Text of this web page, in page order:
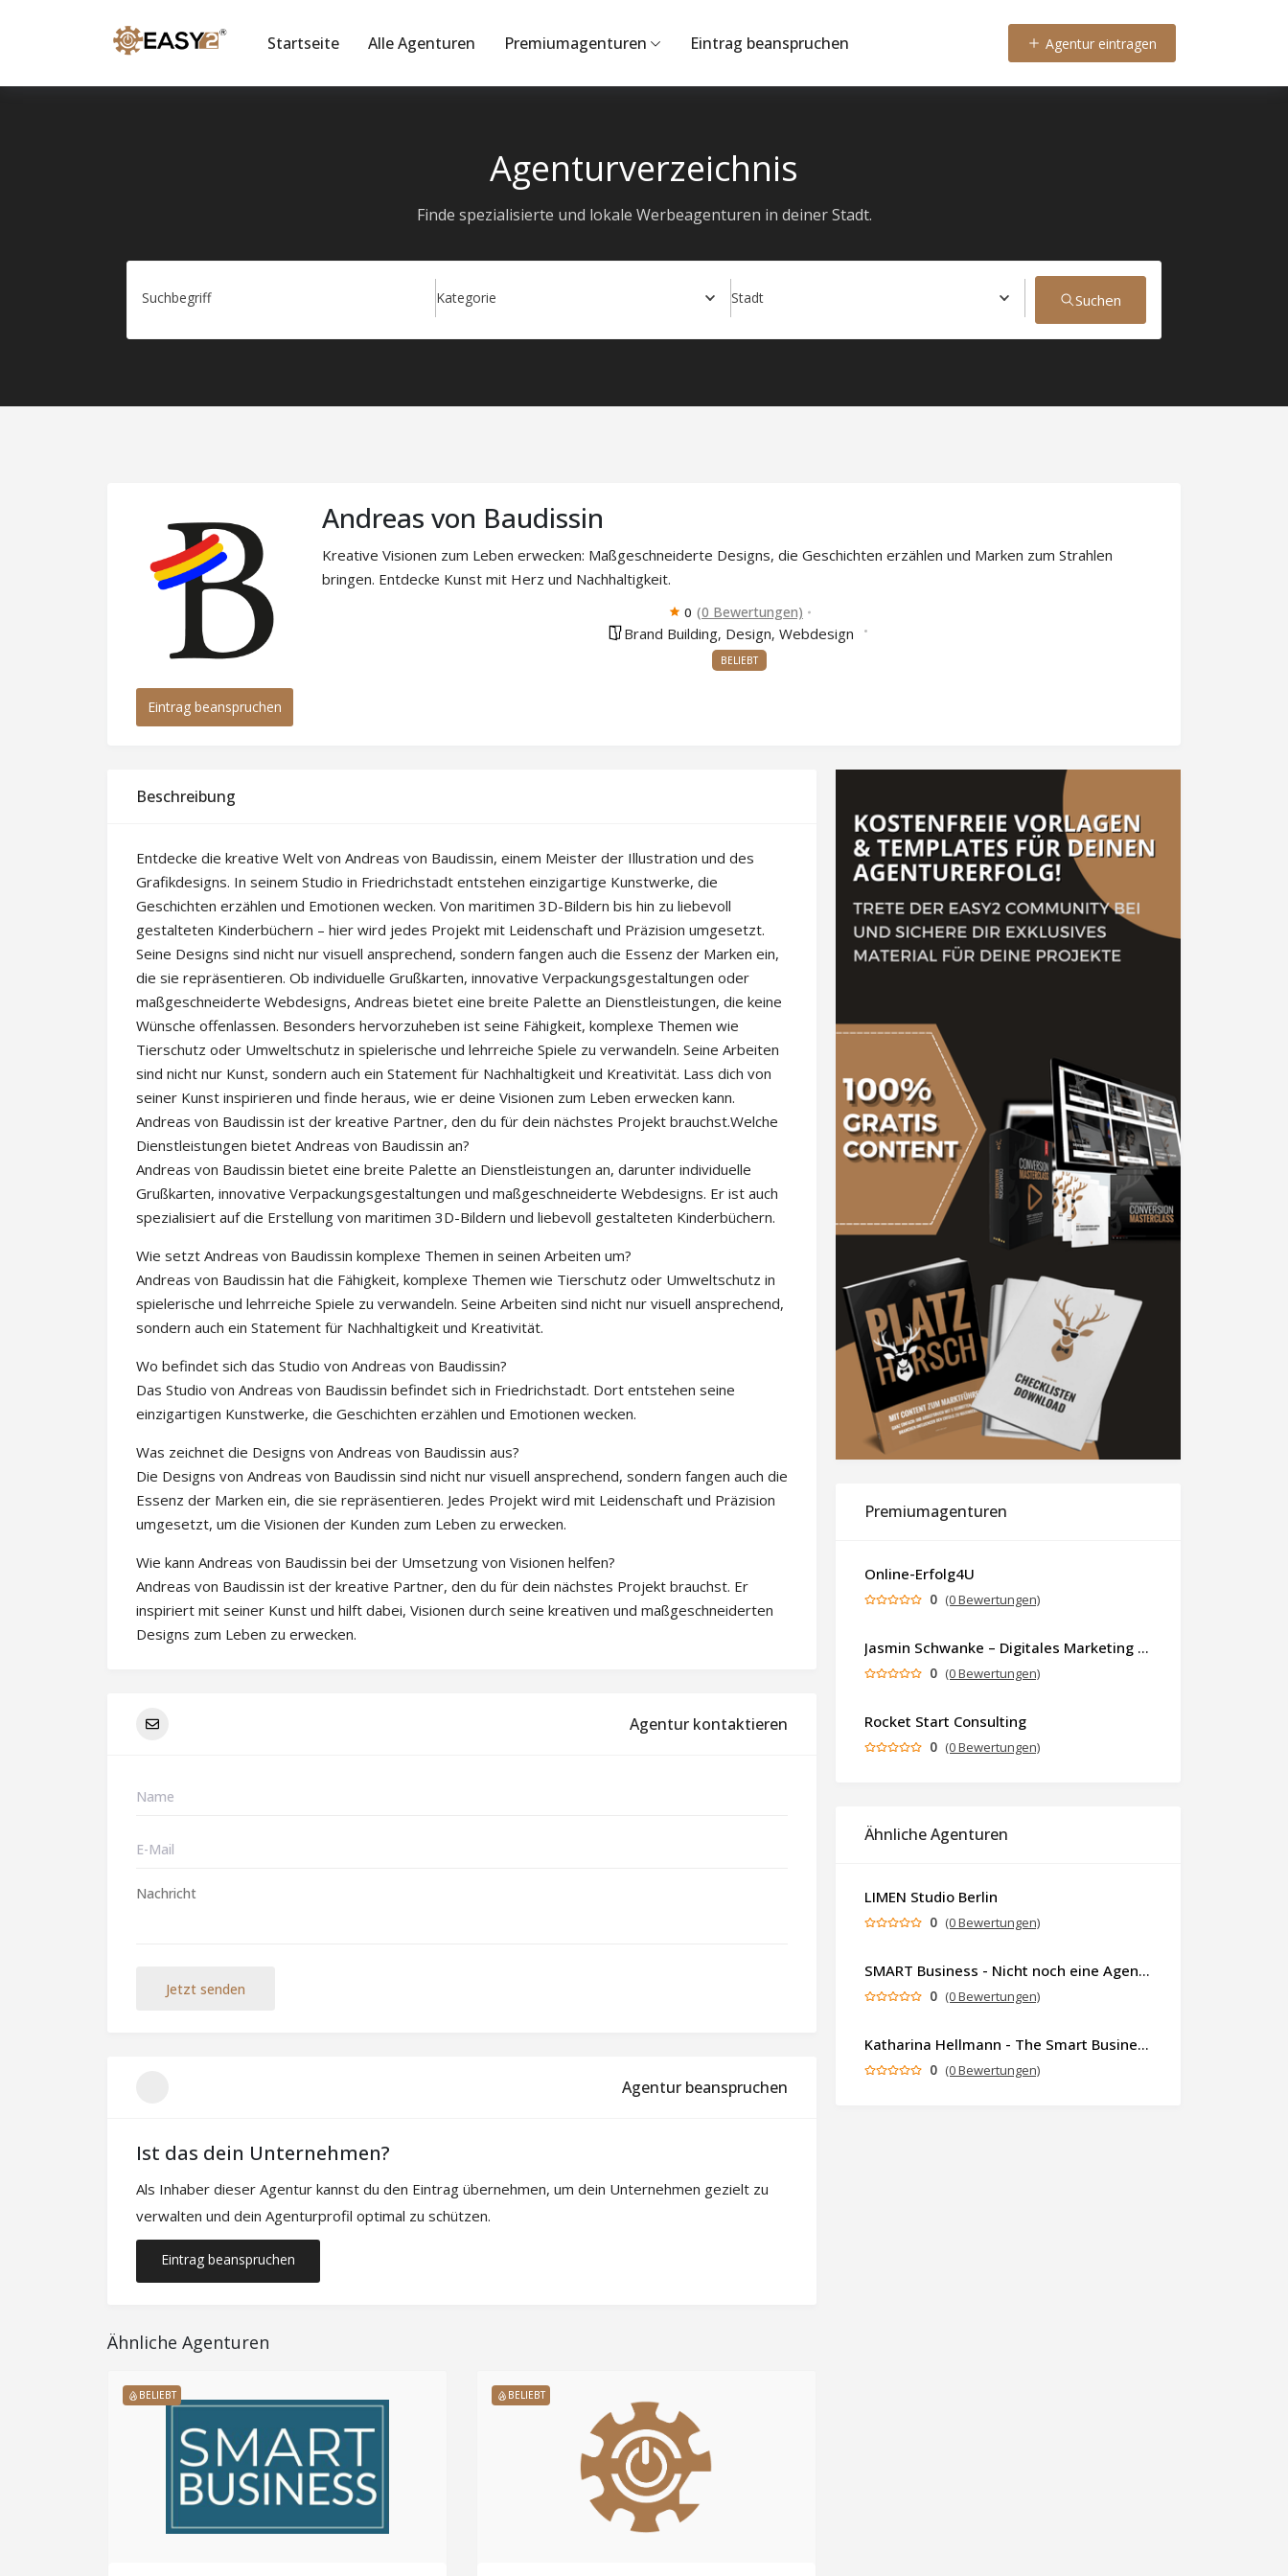
Startseite Alle Agenturen Premiumagenturen Eintrag beanspruchen Agentur eintragen
Agenturverzeichnis
Finde spezialisierte und lokale Werbeagenturen in deiner Stadt.
Suchbegriff Kategorie Stadt Suchen
Eintrag beanspruchen
Andreas von Baudissin
Kreative Visionen zum Leben erwecken: Maßgeschneiderte Designs, die Geschichten erzählen und Marken zum Strahlen
bringen. Entdecke Kunst mit Herz und Nachhaltigkeit.
0 (0 Bewertungen)
Brand Building, Design, Webdesign
BELIEBT
Beschreibung
Entdecke die kreative Welt von Andreas von Baudissin, einem Meister der Illustration und des
Grafikdesigns. In seinem Studio in Friedrichstadt entstehen einzigartige Kunstwerke, die
Geschichten erzählen und Emotionen wecken. Von maritimen 3D-Bildern bis hin zu liebevoll
gestalteten Kinderbüchern – hier wird jedes Projekt mit Leidenschaft und Präzision umgesetzt.
Seine Designs sind nicht nur visuell ansprechend, sondern fangen auch die Essenz der Marken ein,
die sie repräsentieren. Ob individuelle Grußkarten, innovative Verpackungsgestaltungen oder
maßgeschneiderte Webdesigns, Andreas bietet eine breite Palette an Dienstleistungen, die keine
Wünsche offenlassen. Besonders hervorzuheben ist seine Fähigkeit, komplexe Themen wie
Tierschutz oder Umweltschutz in spielerische und lehrreiche Spiele zu verwandeln. Seine Arbeiten
sind nicht nur Kunst, sondern auch ein Statement für Nachhaltigkeit und Kreativität. Lass dich von
seiner Kunst inspirieren und finde heraus, wie er deine Visionen zum Leben erwecken kann.
Andreas von Baudissin ist der kreative Partner, den du für dein nächstes Projekt brauchst.Welche
Dienstleistungen bietet Andreas von Baudissin an?
Andreas von Baudissin bietet eine breite Palette an Dienstleistungen an, darunter individuelle
Grußkarten, innovative Verpackungsgestaltungen und maßgeschneiderte Webdesigns. Er ist auch
spezialisiert auf die Erstellung von maritimen 3D-Bildern und liebevoll gestalteten Kinderbüchern.
Wie setzt Andreas von Baudissin komplexe Themen in seinen Arbeiten um?
Andreas von Baudissin hat die Fähigkeit, komplexe Themen wie Tierschutz oder Umweltschutz in
spielerische und lehrreiche Spiele zu verwandeln. Seine Arbeiten sind nicht nur visuell ansprechend,
sondern auch ein Statement für Nachhaltigkeit und Kreativität.
Wo befindet sich das Studio von Andreas von Baudissin?
Das Studio von Andreas von Baudissin befindet sich in Friedrichstadt. Dort entstehen seine
einzigartigen Kunstwerke, die Geschichten erzählen und Emotionen wecken.
Was zeichnet die Designs von Andreas von Baudissin aus?
Die Designs von Andreas von Baudissin sind nicht nur visuell ansprechend, sondern fangen auch die
Essenz der Marken ein, die sie repräsentieren. Jedes Projekt wird mit Leidenschaft und Präzision
umgesetzt, um die Visionen der Kunden zum Leben zu erwecken.
Wie kann Andreas von Baudissin bei der Umsetzung von Visionen helfen?
Andreas von Baudissin ist der kreative Partner, den du für dein nächstes Projekt brauchst. Er
inspiriert mit seiner Kunst und hilft dabei, Visionen durch seine kreativen und maßgeschneiderten
Designs zum Leben zu erwecken.
Agentur kontaktieren
Jetzt senden
Agentur beanspruchen
Ist das dein Unternehmen?
Als Inhaber dieser Agentur kannst du den Eintrag übernehmen, um dein Unternehmen gezielt zu
verwalten und dein Agenturprofil optimal zu schützen.
Eintrag beanspruchen
Ähnliche Agenturen
BELIEBT BELIEBT
Premiumagenturen
Online-Erfolg4U
0 (0 Bewertungen)
Jasmin Schwanke – Digitales Marketing & KI-gestützte Contenterstellung
0 (0 Bewertungen)
Rocket Start Consulting
0 (0 Bewertungen)
Ähnliche Agenturen
LIMEN Studio Berlin
0 (0 Bewertungen)
SMART Business - Nicht noch eine Agentur. Sondern ein Partner, der dein Business als Ganzes denkt.
0 (0 Bewertungen)
Katharina Hellmann - The Smart Business Coach
0 (0 Bewertungen)